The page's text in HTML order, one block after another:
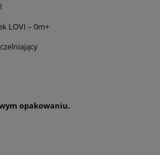
LOVI – 0m+
opakowaniu.